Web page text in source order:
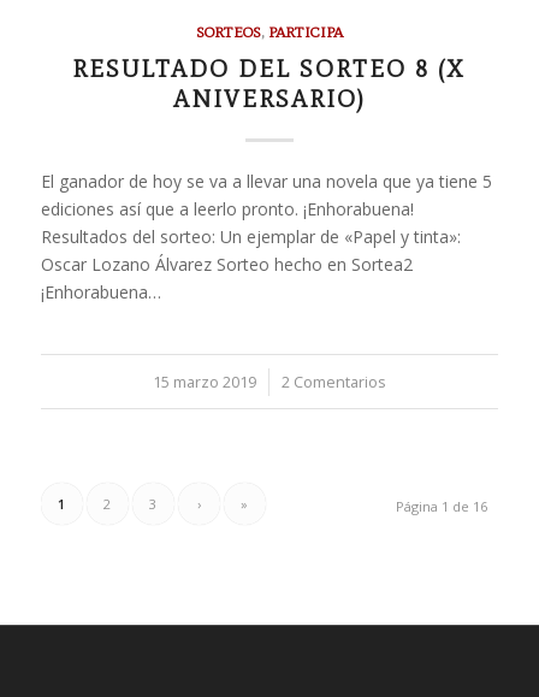
SORTEOS, PARTICIPA
RESULTADO DEL SORTEO 8 (X
ANIVERSARIO)
El ganador de hoy se va a llevar una novela que ya tiene 5
ediciones así que a leerlo pronto. ¡Enhorabuena!
Resultados del sorteo: Un ejemplar de «Papel y tinta»:
Oscar Lozano Álvarez Sorteo hecho en Sortea2
¡Enhorabuena…
15 marzo 2019
/ 2 Comentarios
Página 1 de 16
1 2 3 › »